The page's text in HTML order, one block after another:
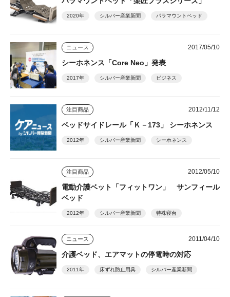
2020年 シルバー産業新聞 パラマウントベッド
ニュース 2017/05/10
シーホネンス「Core Neo」発表
2017年 シルバー産業新聞 ビジネス
注目商品 2012/11/12
ベッドサイドレール「Ｋ－173」 シーホネンス
2012年 シルバー産業新聞 シーホネンス
注目商品 2012/05/10
電動介護ベット「フィットワン」 サンフィール
ベッド
2012年 シルバー産業新聞 特殊寝台
ニュース 2011/04/10
介護ベッド、エアマットの停電時の対応
2011年 床ずれ防止用具 シルバー産業新聞